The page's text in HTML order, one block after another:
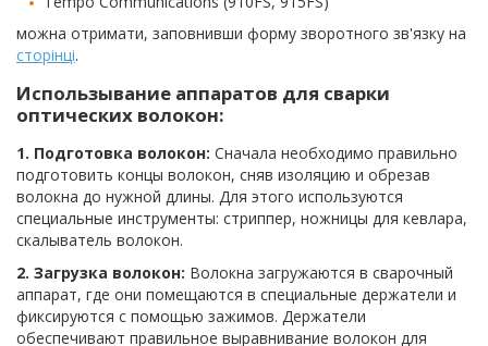
можна отримати, заповнивши форму зворотного зв'язку на
сторінці.
Использывание аппаратов для сварки
оптических волокон:
1. Подготовка волокон: Сначала необходимо правильно
подготовить концы волокон, сняв изоляцию и обрезав
волокна до нужной длины. Для этого используются
специальные инструменты: стриппер, ножницы для кевлара,
скалыватель волокон.
2. Загрузка волокон: Волокна загружаются в сварочный
аппарат, где они помещаются в специальные держатели и
фиксируются с помощью зажимов. Держатели
обеспечивают правильное выравнивание волокон для